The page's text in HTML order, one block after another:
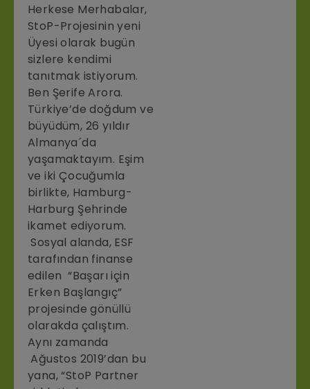
Herkese Merhabalar,
StoP-Projesinin yeni
Üyesi olarak bugün
sizlere kendimi
tanıtmak istiyorum.
Ben Şerife Arora.
Türkiye’de doğdum ve
büyüdüm, 26 yıldır
Almanya´da
yaşamaktayım. Eşim
ve iki Çocuğumla
birlikte, Hamburg-
Harburg Şehrinde
ikamet ediyorum.
Sosyal alanda, ESF
tarafından finanse
edilen “Başarı için
Erken Başlangıç”
projesinde gönüllü
olarakda çalıştım.
Aynı zamanda
Ağustos 2019’dan bu
yana, “StoP Partner